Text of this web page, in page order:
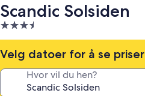
Scandic Solsiden
Overnattingssted
med
3.5
stjerner
Velg datoer for å se priser
Hvor vil du hen?